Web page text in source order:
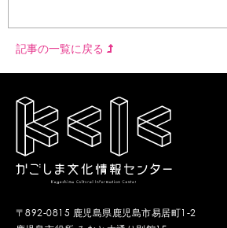
記事の一覧に戻る
〒892-0815 鹿児島県鹿児島市易居町1-2